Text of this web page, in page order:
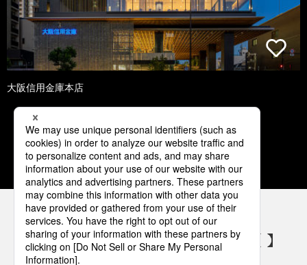
大阪信用金庫本店
1 2 3 4 5
パナソニックの電気設備 SNSアカウント